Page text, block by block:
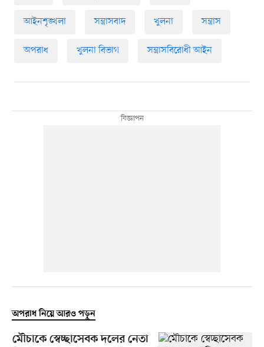
আইনশৃঙ্খলা সন্ত্রাসবাদ খুলনা সন্ত্রাস
অপরাধ খুলনা বিভাগ সন্ত্রাসবিরোধী আইন
অপরাধ নিয়ে আরও পড়ুন
মৌচাকে স্বেচ্ছাসেবক দলের নেতা